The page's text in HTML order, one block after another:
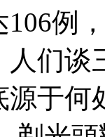
106例
们谈
于何